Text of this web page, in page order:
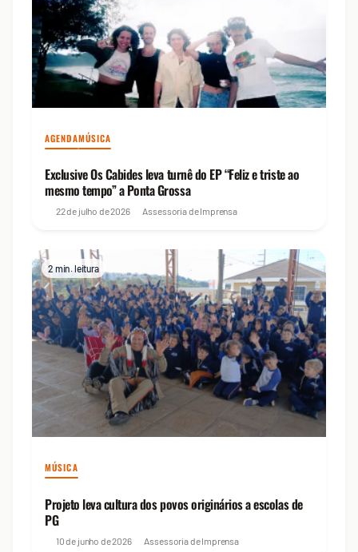
AGENDAMÚSICA
Exclusive Os Cabides leva turnê do EP “Feliz e triste ao
mesmo tempo” a Ponta Grossa
22 de julho de 2026 Assessoria de Imprensa
2 min. leitura
MÚSICA
Projeto leva cultura dos povos originários a escolas de
PG
10 de junho de 2026 Assessoria de Imprensa